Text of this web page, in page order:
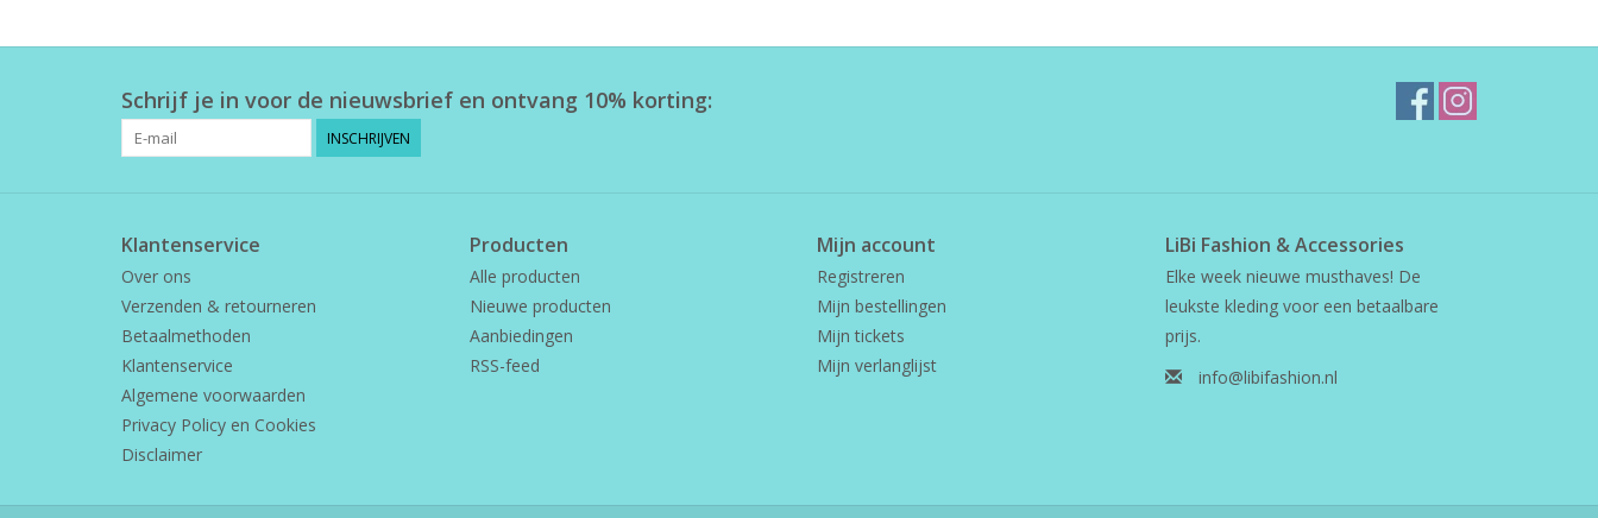
Schrijf je in voor de nieuwsbrief en ontvang 10% korting:
INSCHRIJVEN
Klantenservice
Over ons
Verzenden & retourneren
Betaalmethoden
Klantenservice
Algemene voorwaarden
Privacy Policy en Cookies
Disclaimer
Producten
Alle producten
Nieuwe producten
Aanbiedingen
RSS-feed
Mijn account
Registreren
Mijn bestellingen
Mijn tickets
Mijn verlanglijst
LiBi Fashion & Accessories
Elke week nieuwe musthaves! De
leukste kleding voor een betaalbare
prijs.
info@libifashion.nl